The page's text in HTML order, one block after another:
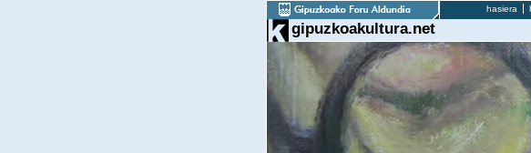
hasiera
gipuzkoakultura.net